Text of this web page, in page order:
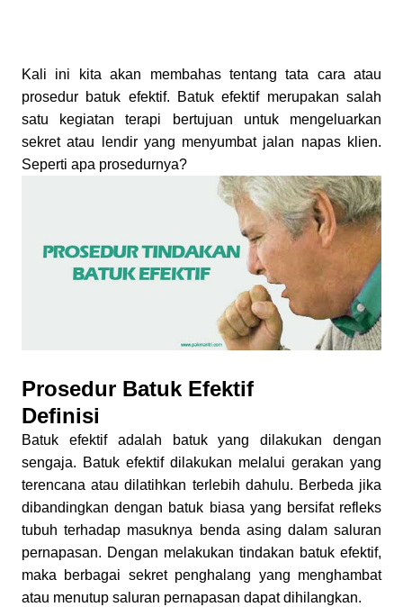
Kali ini kita akan membahas tentang tata cara atau
prosedur batuk efektif. Batuk efektif merupakan salah
satu kegiatan terapi bertujuan untuk mengeluarkan
sekret atau lendir yang menyumbat jalan napas klien.
Seperti apa prosedurnya?
Prosedur Batuk Efektif
Definisi
Batuk efektif adalah batuk yang dilakukan dengan
sengaja. Batuk efektif dilakukan melalui gerakan yang
terencana atau dilatihkan terlebih dahulu. Berbeda jika
dibandingkan dengan batuk biasa yang bersifat refleks
tubuh terhadap masuknya benda asing dalam saluran
pernapasan. Dengan melakukan tindakan batuk efektif,
maka berbagai sekret penghalang yang menghambat
atau menutup saluran pernapasan dapat dihilangkan.